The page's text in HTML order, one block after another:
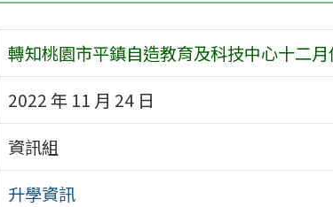
轉知桃園市平鎮自造教育及科技中心十二
2022 年 11 月 24 日
資訊組
升學資訊